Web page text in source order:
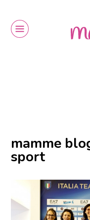
mamme
sport